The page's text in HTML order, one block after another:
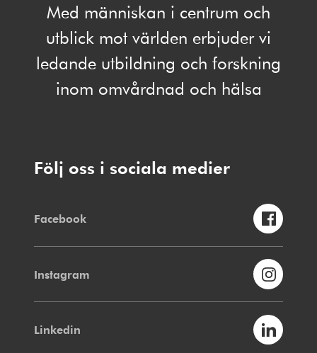
Med människan i centrum och
utblick mot världen erbjuder vi
ledande utbildning och forskning
inom omvårdnad och hälsa
Följ oss i sociala medier
Facebook
Instagram
Linkedin